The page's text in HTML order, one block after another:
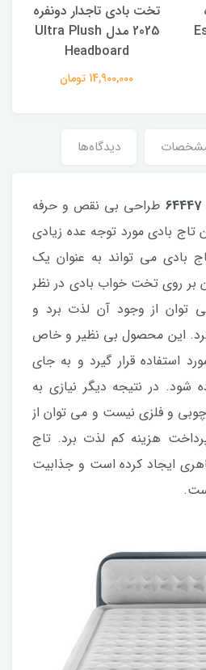
تخت بادی تاجدار دونفره
2025 مدل Ultra Plush
Headboard
14,900,000 تومان
دیدگاه‌ها
طراحی بی نقص و حرفه
تاج بادی مورد توجه عده زیادی
بادی می تواند به عنوان یک
بر روی تخت خواب بادی در نظر
توان از وجود آن لذت برد و
کرد. این محصول بی نظیر و خاص
استفاده قرار گیرد و به جای
شود. در نتیجه دیگر نیازی به
و فلزی نیست و می توان از
هزینه کم لذت برد. تاج
ایجاد کرده است و جذابیت